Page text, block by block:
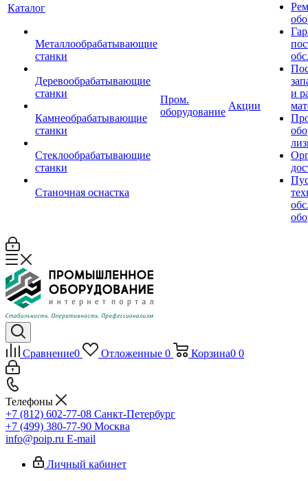
Каталог
Металлообрабатывающие
станки
Деревообрабатывающие
станки
Камнеобрабатывающие
станки
Стеклообрабатывающие
станки
Станочная оснастка
Пром.
оборудование
Акции
и
Сравнение0 Отложенные 0 Корзина0 0
Телефоны
+7 (812) 602-77-08 Санкт-Петербург
+7 (499) 380-77-90 Москва
info@poip.ru E-mail
Личный кабинет